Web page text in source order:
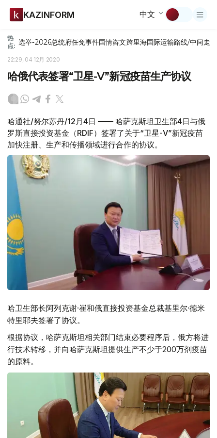
KAZINFORM 中文
热
点: 选举-2026总统府任免事件国情咨文跨里海国际运输路线/中间走廊
22:29, 04 12月 2020
哈俄代表签署“卫星-V”新冠疫苗生产协议
哈通社/努尔苏丹/12月4日 —— 哈萨克斯坦卫生部4日与俄
罗斯直接投资基金（RDIF）签署了关于“卫星-V”新冠疫苗
加快注册、生产和传播领域进行合作的协议。
哈卫生部长阿列克谢·崔和俄直接投资基金总裁基里尔·德米
特里耶夫签署了协议。
根据协议，哈萨克斯坦相关部门结束必要程序后，俄方将进
行技术转移，并向哈萨克斯坦提供生产不少于200万剂疫苗
的原料。